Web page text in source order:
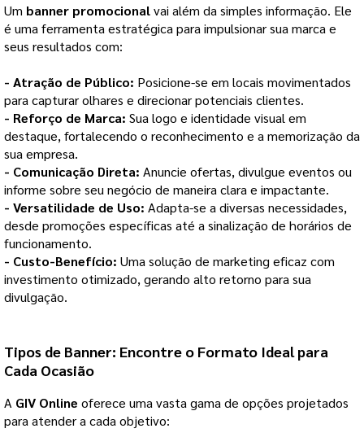
Um banner promocionalvai além da simples informação. Ele
é uma ferramenta estratégica para impulsionar sua marca e
seus resultados com:
- Atração de Público: Posicione-se em locais movimentados
para capturar olhares e direcionar potenciais clientes.
- Reforço de Marca: Sua logo e identidade visual em
destaque, fortalecendo o reconhecimento e a memorização da
sua empresa.
- Comunicação Direta: Anuncie ofertas, divulgue eventos ou
informe sobre seu negócio de maneira clara e impactante.
- Versatilidade de Uso: Adapta-se a diversas necessidades,
desde promoções específicas até a sinalização de horários de
funcionamento.
- Custo-Benefício: Uma solução de marketing eficaz com
investimento otimizado, gerando alto retorno para sua
divulgação.
Tipos de Banner: Encontre o Formato Ideal para
Cada Ocasião
A GIV Online oferece uma vasta gama de opções projetados
para atender a cada objetivo: